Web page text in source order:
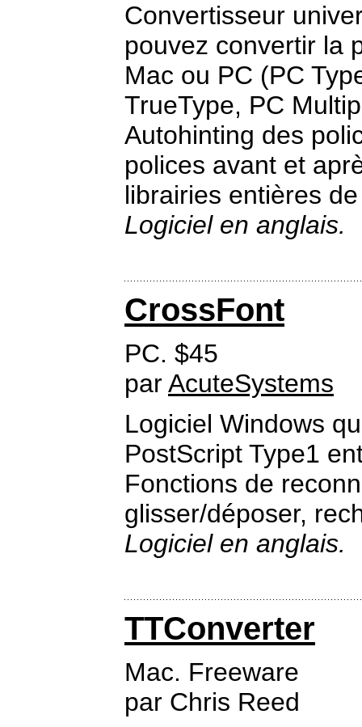
Convertisseur
pouvez convertir la
Mac ou PC (PC
TrueType, PC
Autohinting des
polices avant et
librairies entières
Logiciel en anglais.
CrossFont
PC. $45
parAcuteSystems
Logiciel Windows
PostScript Type1
Fonctions de
glisser/déposer,
Logiciel en anglais.
TTConverter
Mac. Freeware
par Chris Reed